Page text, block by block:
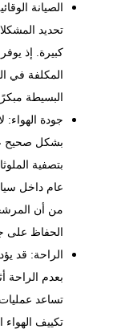
الصيانة
تحديد
كبيرة. إذ
المكلفة في
البسيطة
جودة الهواء:
بشكل صحيح
بتصفية
عام داخل
من أن
الحفاظ على
الراحة: قد
بعدم الراحة
تساعد
تكييف الهواء